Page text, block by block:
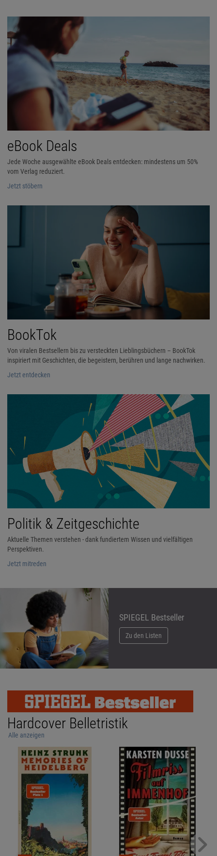
eBook Deals
Jede Woche ausgewählte eBook Deals entdecken: mindestens um 50%
vom Verlag reduziert.
Jetzt stöbern
BookTok
Von viralen Bestsellern bis zu versteckten Lieblingsbüchern – BookTok
inspiriert mit Geschichten, die begeistern, berühren und lange nachwirken.
Jetzt entdecken
Politik & Zeitgeschichte
Aktuelle Themen verstehen - dank fundiertem Wissen und vielfältigen
Perspektiven.
Jetzt mitreden
SPIEGEL Bestseller
Zu den Listen
Hardcover Belletristik
Alle anzeigen